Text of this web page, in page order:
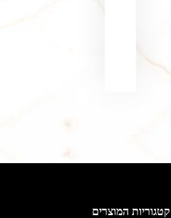
קטגוריות המוצרים